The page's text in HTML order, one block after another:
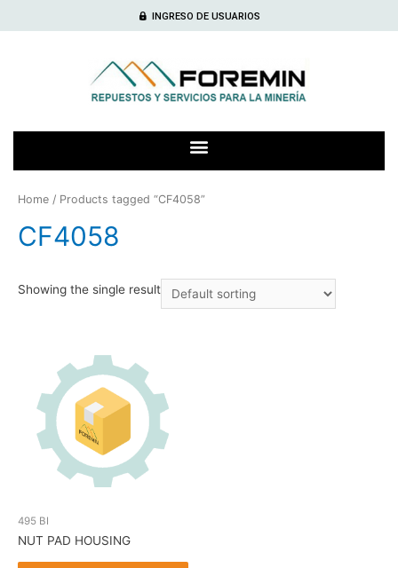
INGRESO DE USUARIOS
Home / Products tagged “CF4058”
CF4058
Showing the single result
495 BI
NUT PAD HOUSING